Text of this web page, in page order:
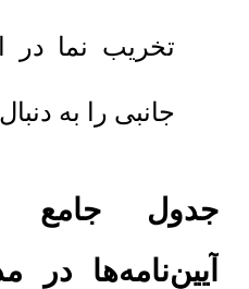
تخریب نما در
جانبی را به
جدول جامع
آیین‌نامه‌ها